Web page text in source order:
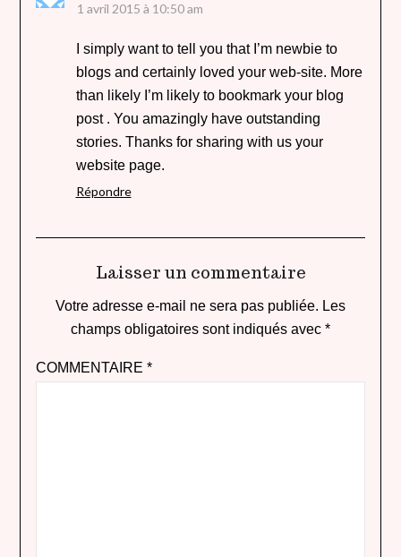
1 avril 2015 à 10:50 am
I simply want to tell you that I’m newbie to
blogs and certainly loved your web-site. More
than likely I’m likely to bookmark your blog
post . You amazingly have outstanding
stories. Thanks for sharing with us your
website page.
Répondre
Laisser un commentaire
Votre adresse e-mail ne sera pas publiée. Les
champs obligatoires sont indiqués avec *
COMMENTAIRE *